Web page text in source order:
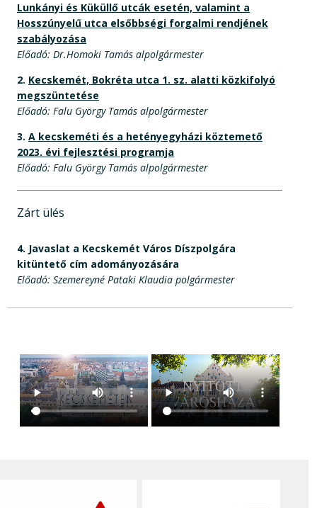
Lunkányi és Küküllő utcák esetén, valamint a
Hosszúnyelű utca elsőbbségi forgalmi rendjének
szabályozása
Előadó: Dr.Homoki Tamás alpolgármester
2. Kecskemét, Bokréta utca 1. sz. alatti közkifolyó
megszüntetése
Előadó: Falu György Tamás alpolgármester
3. A kecskeméti és a hetényegyházi köztemető
2023. évi fejlesztési programja
Előadó: Falu György Tamás alpolgármester
Zárt ülés
4. Javaslat a Kecskemét Város Díszpolgára
kitüntető cím adományozására
Előadó: Szemereyné Pataki Klaudia polgármester